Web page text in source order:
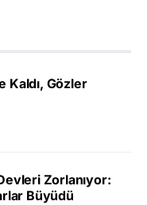
Kaldı, Gözler
Zorlanıyor:
Büyüdü